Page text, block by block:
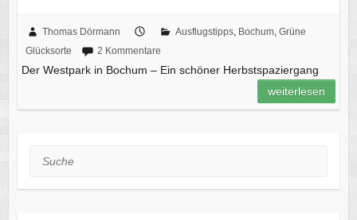
Thomas Dörmann Ausflugstipps, Bochum, Grüne
Glücksorte
2 Kommentare
Der Westpark in Bochum – Ein schöner Herbstspaziergang
weiterlesen
Suche